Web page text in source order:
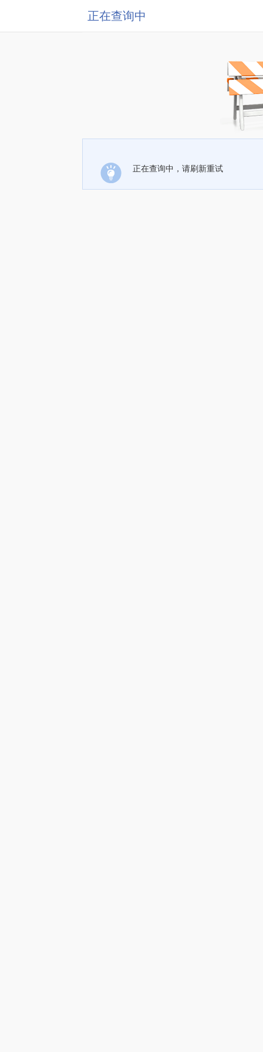
正在查询中
正在查询中，请刷新重试